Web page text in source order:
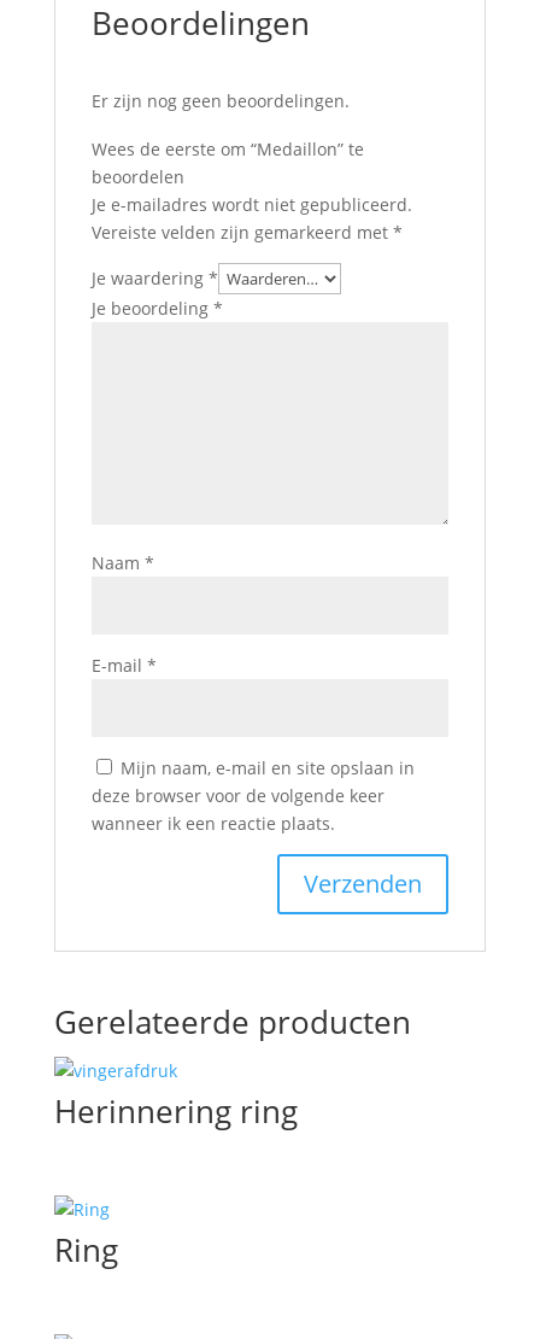
Beoordelingen
Er zijn nog geen beoordelingen.
Wees de eerste om “Medaillon” te
beoordelen
Je e-mailadres wordt niet gepubliceerd.
Vereiste velden zijn gemarkeerd met *
Je waardering *
Je beoordeling *
Naam *
E-mail *
Mijn naam, e-mail en site opslaan in
deze browser voor de volgende keer
wanneer ik een reactie plaats.
Gerelateerde producten
Herinnering ring
Ring